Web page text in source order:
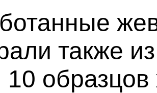
также
10